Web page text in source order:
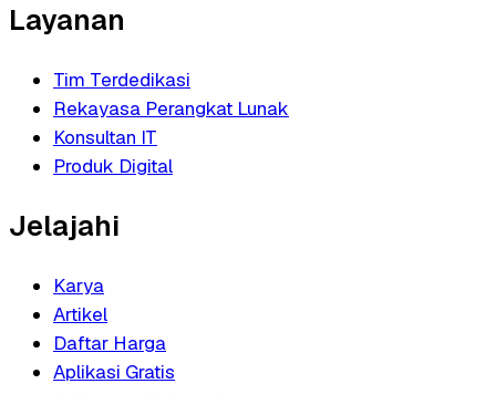
Layanan
Tim Terdedikasi
Rekayasa Perangkat Lunak
Konsultan IT
Produk Digital
Jelajahi
Karya
Artikel
Daftar Harga
Aplikasi Gratis